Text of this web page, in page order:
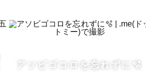
アソビゴコロを忘れずに🫧